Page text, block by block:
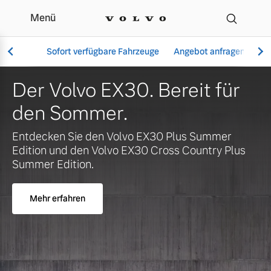
Ihr Volvo Händler in
Menü
Sofort verfügbare Fahrzeuge Angebot anfragen
Vollelektrisch
6 Modelle
Plug-in Hybrid
Geschäftskunden
Unser Team
Der Volvo EX30. Bereit für
den Sommer.
Entdecken Sie den Volvo EX30 Plus Summer
Edition und den Volvo EX30 Cross Country Plus
Summer Edition.
Mehr erfahren